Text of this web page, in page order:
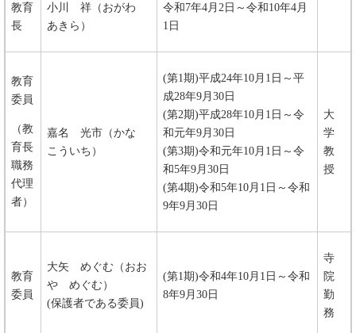
教育
長
小川 祥（おがわ
あきら）
令和7年4月2日～令和10年4月
1日
教育
委員
（教
育長
職務
代理
者）
嘉名 光市（かな
こういち）
(第1期)平成24年10月1日～平
成28年9月30日
(第2期)平成28年10月1日～令
和元年9月30日
(第3期)令和元年10月1日～令
和5年9月30日
(第4期)令和5年10月1日～令和
9年9月30日
大
学
教
授
教育
委員
大矢 めぐむ（おお
や めぐむ）
(保護者である委員)
(第1期)令和4年10月1日～令和
8年9月30日
寺
院
勤
務